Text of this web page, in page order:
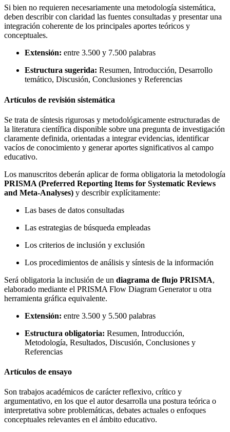
Si bien no requieren necesariamente una metodología sistemática,
deben describir con claridad las fuentes consultadas y presentar una
integración coherente de los principales aportes teóricos y
conceptuales.
Extensión: entre 3.500 y 7.500 palabras
Estructura sugerida: Resumen, Introducción, Desarrollo
temático, Discusión, Conclusiones y Referencias
Artículos de revisión sistemática
Se trata de síntesis rigurosas y metodológicamente estructuradas de
la literatura científica disponible sobre una pregunta de investigación
claramente definida, orientadas a integrar evidencias, identificar
vacíos de conocimiento y generar aportes significativos al campo
educativo.
Los manuscritos deberán aplicar de forma obligatoria la metodología
PRISMA (Preferred Reporting Items for Systematic Reviews
and Meta-Analyses) y describir explícitamente:
Las bases de datos consultadas
Las estrategias de búsqueda empleadas
Los criterios de inclusión y exclusión
Los procedimientos de análisis y síntesis de la información
Será obligatoria la inclusión de un diagrama de flujo PRISMA,
elaborado mediante el PRISMA Flow Diagram Generator u otra
herramienta gráfica equivalente.
Extensión: entre 3.500 y 5.500 palabras
Estructura obligatoria: Resumen, Introducción,
Metodología, Resultados, Discusión, Conclusiones y
Referencias
Artículos de ensayo
Son trabajos académicos de carácter reflexivo, crítico y
argumentativo, en los que el autor desarrolla una postura teórica o
interpretativa sobre problemáticas, debates actuales o enfoques
conceptuales relevantes en el ámbito educativo.